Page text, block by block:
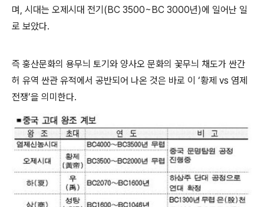
며, 시대는 오제시대 전기(BC 3500~BC 3000년)에 일어난 일
로 보았다.
즉 훙산문화의 용무늬 토기와 양사오 문화의 꽃무늬 채도가 싼간
허 유역 싼관 유적에서 공반되어 나온 것은 바로 이 ‘황제 vs 염제
전쟁’을 의미한다.